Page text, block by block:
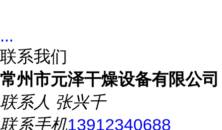
...
联系我们
常州市元泽干燥设备有限公司
联系人 张兴千
联系手机13912340688